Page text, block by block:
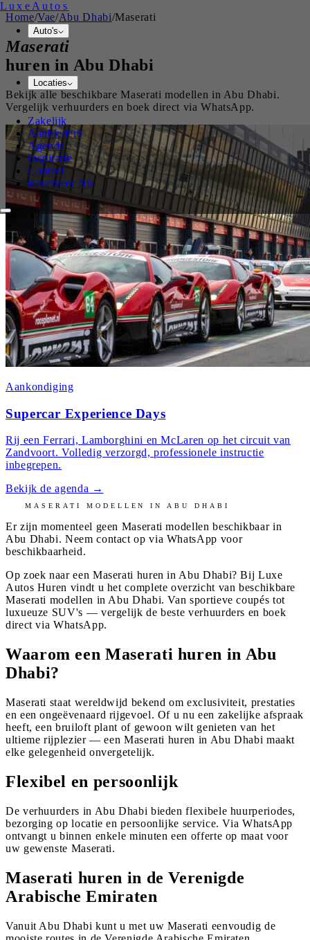
Luxe Autos
Auto's
Locaties
Zakelijk
Aanbieders
Agenda
Inspiratie
Contact
Reserveer Nu
Home/Vae/Abu Dhabi/Maserati
Maserati
huren in Abu Dhabi
Bekijk alle beschikbareMaserati modellen in Abu Dhabi.
Vergelijk verhuurders en boek direct via WhatsApp.
Aankondiging
Supercar Experience Days
Rij een Ferrari, Lamborghini en McLaren op het circuit van
Zandvoort. Volledig verzorgd, professionele instructie
inbegrepen.
Bekijk de agenda →
MASERATI MODELLEN IN ABU DHABI
Er zijn momenteel geen Maserati modellen beschikbaar in
Abu Dhabi. Neem contact op via WhatsApp voor
beschikbaarheid.
Op zoek naar een Maserati huren in Abu Dhabi? Bij Luxe
Autos Huren vindt u het complete overzicht van beschikbare
Maserati modellen in Abu Dhabi. Van sportieve coupés tot
luxueuze SUV's — vergelijk de beste verhuurders en boek
direct via WhatsApp.
Waarom een Maserati huren in Abu
Dhabi?
Maserati staat wereldwijd bekend om exclusiviteit, prestaties
en een ongeëvenaard rijgevoel. Of u nu een zakelijke afspraak
heeft, een bruiloft plant of gewoon wilt genieten van het
ultieme rijplezier — een Maserati huren in Abu Dhabi maakt
elke gelegenheid onvergetelijk.
Flexibel en persoonlijk
De verhuurders in Abu Dhabi bieden flexibele huurperiodes,
bezorging op locatie en persoonlijke service. Via WhatsApp
ontvangt u binnen enkele minuten een offerte op maat voor
uw gewenste Maserati.
Maserati huren in de Verenigde
Arabische Emiraten
Vanuit Abu Dhabi kunt u met uw Maserati eenvoudig de